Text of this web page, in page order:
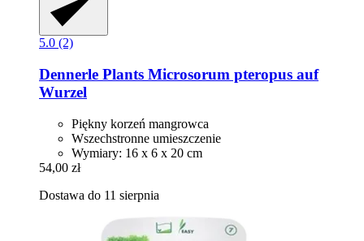
5.0 (2)
Dennerle Plants Microsorum pteropus auf
Wurzel
Piękny korzeń mangrowca
Wszechstronne umieszczenie
Wymiary: 16 x 6 x 20 cm
54,00 zł
Dostawa do 11 sierpnia